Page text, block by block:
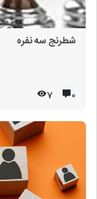
شطرنج سه نفره
۰ 7